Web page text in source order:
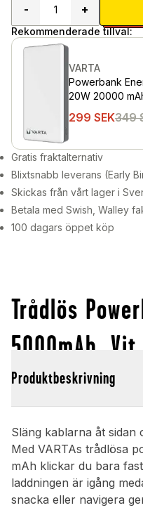
-
+
Rekommenderade tillval:
VARTA
Powerbank
20W
299 SEK349
Gratis fraktalternativ
Blixtsnabb leverans (Early
Skickas från vårt lager i
Betala med Swish, Walley
100 dagars öppet köp
Trådlös
5000mAh, Vit
Produktbeskrivning
Släng kablarna åt sidan
Med VARTAs trådlösa
mAh klickar du bara
laddningen är igång
snacka eller navigera